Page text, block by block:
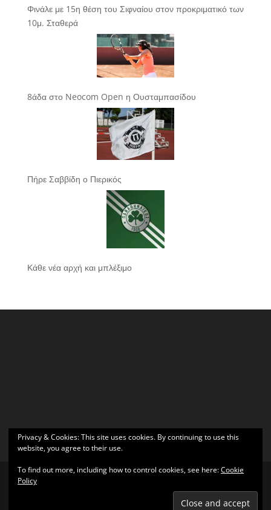
Φινάλε με 15η θέση του Σιφναίου στον προκριματικό των
10μ. Σταθερά
8άδα στο Neocom Open η Ουσταμπασίδου
Πήρε Σαββίδη ο Πιερικός
Κάθε νέα αρχή και μπλέξιμο
| Υποστηρίζεται από
Privacy & Cookies: This site uses cookies. By continuing to use this
website, you agree to their use.
To find out more, including how to control cookies, see here:Cookie
Policy